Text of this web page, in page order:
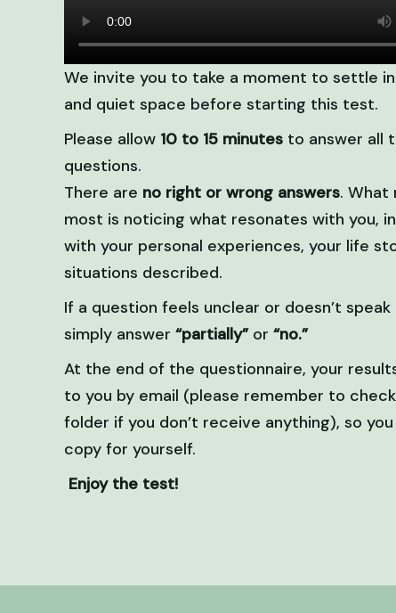
We invite you to take a moment to settle
and quiet space before starting this test.
Please allow 10 to 15 minutes to answer all
questions.
There are no right or wrong answers. What
most is noticing what resonates with you,
with your personal experiences, your life
situations described.
If a question feels unclear or doesn’t speak
simply answer “partially”or “no.”
At the end of the questionnaire, your
to you by email (please remember to
folder if you don’t receive anything), so
copy for yourself.
Enjoy the test!